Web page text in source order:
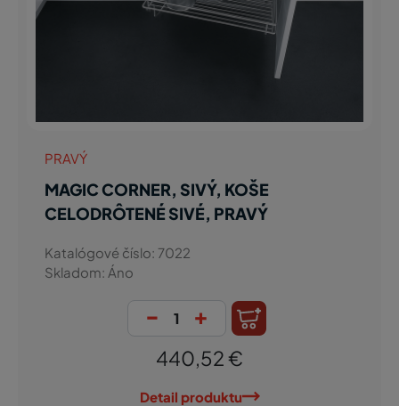
PRAVÝ
MAGIC CORNER, SIVÝ, KOŠE
CELODRÔTENÉ SIVÉ, PRAVÝ
Katalógové číslo: 7022
Skladom: Áno
- +
440,52 €
Detail produktu